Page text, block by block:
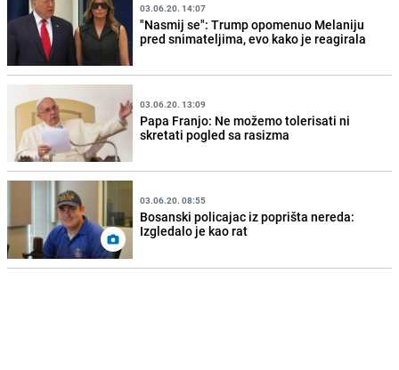
03.06.20. 14:07
"Nasmij se": Trump opomenuo Melaniju
pred snimateljima, evo kako je reagirala
03.06.20. 13:09
Papa Franjo: Ne možemo tolerisati ni
skretati pogled sa rasizma
03.06.20. 08:55
Bosanski policajac iz poprišta nereda:
Izgledalo je kao rat